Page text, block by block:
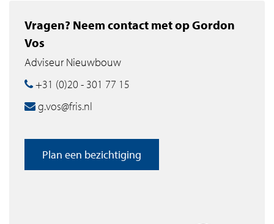
vinden aan de rand van Amsterdam.
Op een mooie zondagmiddag een ommetje maken
vormgegeven nieuwbouwwoning. Alle dagelijkse
Zeg nu zelf, dan mág je ‘Bonheur’ heten als kleinschalig
Vragen? Neem contact met op Gordon
Vos
Adviseur Nieuwbouw
+31 (0)20 - 301 77 15
g.vos@fris.nl
Plan een bezichtiging